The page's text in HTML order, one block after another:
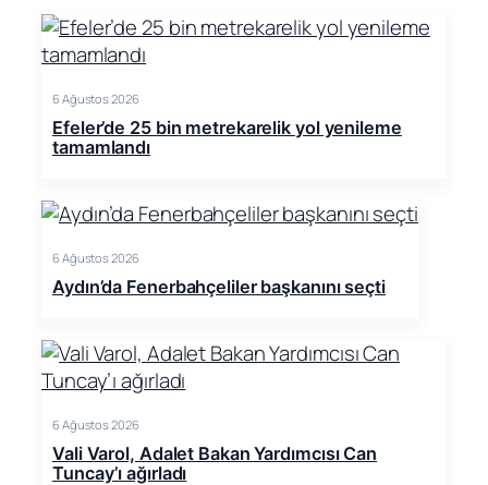
6 Ağustos 2026
Efeler’de 25 bin metrekarelik yol yenileme
tamamlandı
6 Ağustos 2026
Aydın’da Fenerbahçeliler başkanını seçti
6 Ağustos 2026
Vali Varol, Adalet Bakan Yardımcısı Can
Tuncay’ı ağırladı